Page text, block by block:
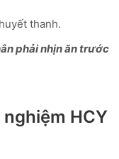
thanh.
phải nhịn ăn trước
HCY